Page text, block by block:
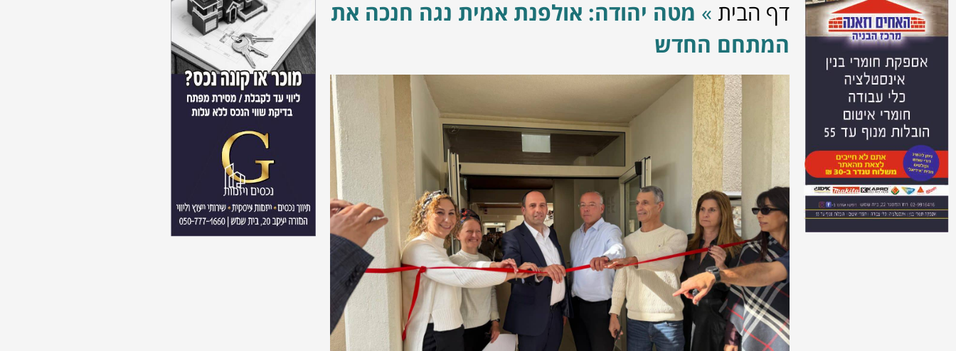
דף הבית » מטה יהודה: אולפנת אמית נגה חנכה את
המתחם החדש